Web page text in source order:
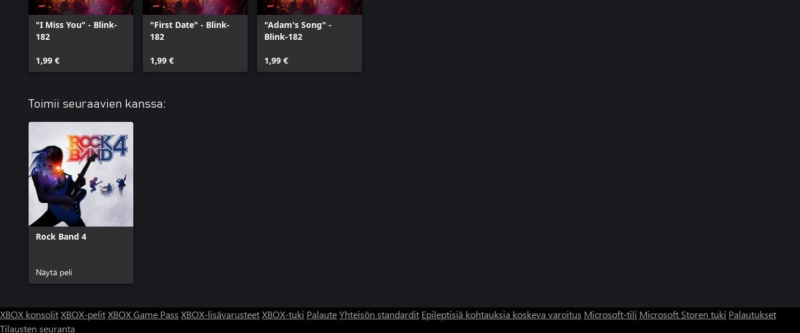
"I Miss You" - Blink-
182
1,99 €
"First Date" - Blink-
182
1,99 €
"Adam's Song" -
Blink-182
1,99 €
Toimii seuraavien kanssa:
Rock Band 4
Näytä peli
XBOX konsolitXBOX-pelitXBOX Game Pass XBOX-lisävarusteetXBOX-tuki PalauteYhteisön standardit Epileptisiä kohtauksia koskeva varoitus Microsoft-tili Microsoft Storen tuki Palautukset
Tilausten seuranta